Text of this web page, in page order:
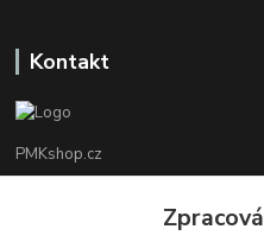
Kontakt
PMKshop.cz
+420 728 830 042